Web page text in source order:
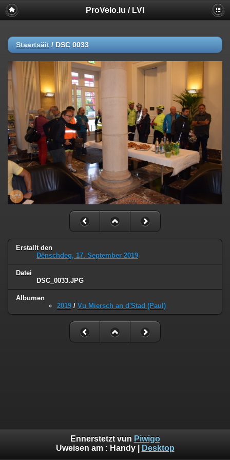
ProVelo.lu / LVI
Staartsäit / DSC 0033
Erstallt den
Dënschdeg, 17. September 2019
Datei
DSC_0033.JPG
Albumen
2019 / Vu Miersch an d'Stad (Paul)
Ennerstetzt vun Piwigo
Uweisen am : Handy| Desktop